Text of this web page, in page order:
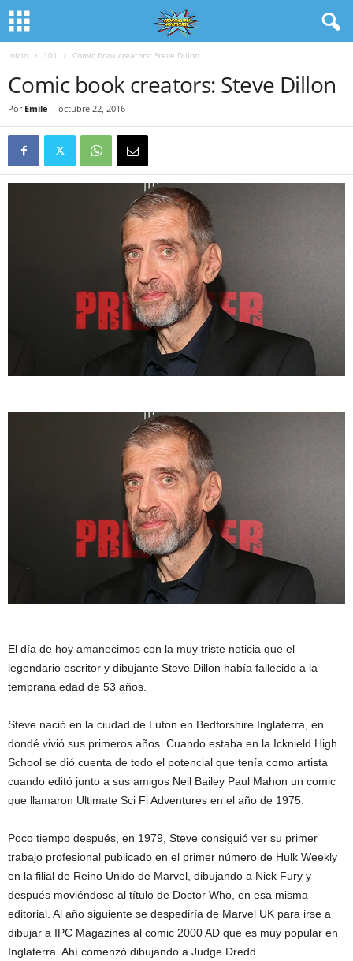
Inicio 101 Comic book creators: Steve Dillon
Comic book creators: Steve Dillon
Por Emile - octubre 22, 2016
El día de hoy amanecimos con la muy triste noticia que el
legendario escritor y dibujante Steve Dillon había fallecido a la
temprana edad de 53 años.
Steve nació en la ciudad de Luton en Bedforshire Inglaterra, en
dondé vivió sus primeros años. Cuando estaba en la Icknield High
School se dió cuenta de todo el potencial que tenía como artista
cuando editó junto a sus amigos Neil Bailey Paul Mahon un comic
que llamaron Ultimate Sci Fi Adventures en el año de 1975.
Poco tiempo después, en 1979, Steve consiguió ver su primer
trabajo profesional publicado en el primer número de Hulk Weekly
en la filial de Reino Unido de Marvel, dibujando a Nick Fury y
después moviéndose al título de Doctor Who, en esa misma
editorial. Al año siguiente se despediría de Marvel UK para irse a
dibujar a IPC Magazines al comic 2000 AD que es muy popular en
Inglaterra. Ahí comenzó dibujando a Judge Dredd.